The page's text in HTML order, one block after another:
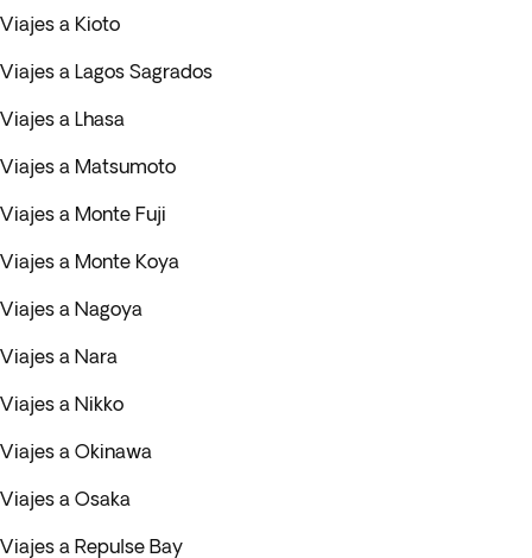
Viajes a Kioto
Viajes a Lagos Sagrados
Viajes a Lhasa
Viajes a Matsumoto
Viajes a Monte Fuji
Viajes a Monte Koya
Viajes a Nagoya
Viajes a Nara
Viajes a Nikko
Viajes a Okinawa
Viajes a Osaka
Viajes a Repulse Bay